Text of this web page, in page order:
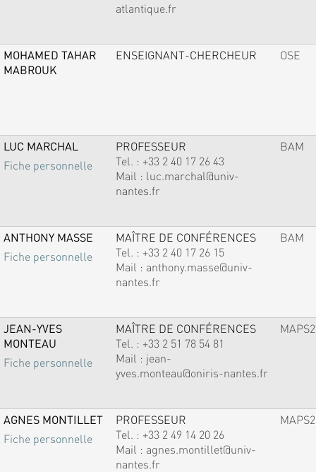
atlantique.fr
MOHAMED TAHAR
MABROUK
ENSEIGNANT-CHERCHEUR OSE
LUC MARCHAL
Fiche personnelle
PROFESSEUR
Tel. : +33 2 40 17 26 43
Mail : luc.marchal@univ-
nantes.fr
BAM
ANTHONY MASSE
Fiche personnelle
MAÎTRE DE CONFÉRENCES
Tel. : +33 2 40 17 26 15
Mail : anthony.masse@univ-
nantes.fr
BAM
JEAN-YVES
MONTEAU
Fiche personnelle
MAÎTRE DE CONFÉRENCES
Tel. : +33 2 51 78 54 81
Mail : jean-
yves.monteau@oniris-nantes.fr
MAPS2
AGNES MONTILLET
Fiche personnelle
PROFESSEUR
Tel. : +33 2 49 14 20 26
Mail : agnes.montillet@univ-
nantes.fr
MAPS2